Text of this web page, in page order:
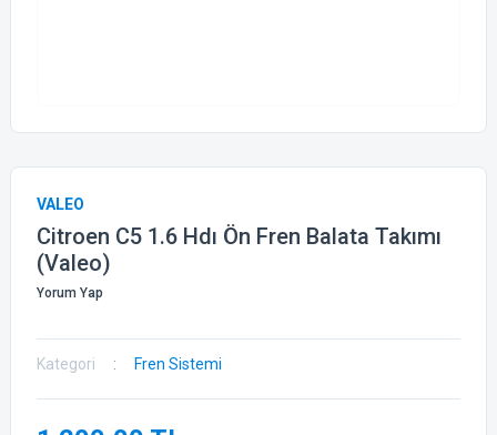
VALEO
Citroen C5 1.6 Hdı Ön Fren Balata Takımı
(Valeo)
Yorum Yap
Kategori Fren Sistemi